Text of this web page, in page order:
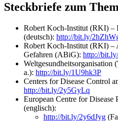
Steckbriefe zum
Robert Koch-Institut (RKI) –
(deutsch): http://bit.ly/
Robert Koch-Institut (RKI) –
Gefahren (ABiG): http://
Weltgesundheitsorganisation
a.): http://bit.ly/1U9hk3P
Centers for Disease Control
http://bit.ly/2y5GyLq
European Centre for
(englisch):
http://bit.ly/2y6dJyg